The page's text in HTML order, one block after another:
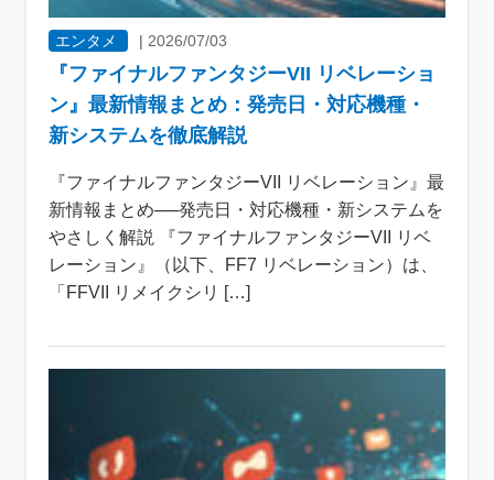
エンタメ | 2026/07/03
『ファイナルファンタジーVII リベレーショ
ン』最新情報まとめ：発売日・対応機種・
新システムを徹底解説
『ファイナルファンタジーVII リベレーション』最
新情報まとめ──発売日・対応機種・新システムを
やさしく解説 『ファイナルファンタジーVII リベ
レーション』（以下、FF7 リベレーション）は、
「FFVII リメイクシリ […]